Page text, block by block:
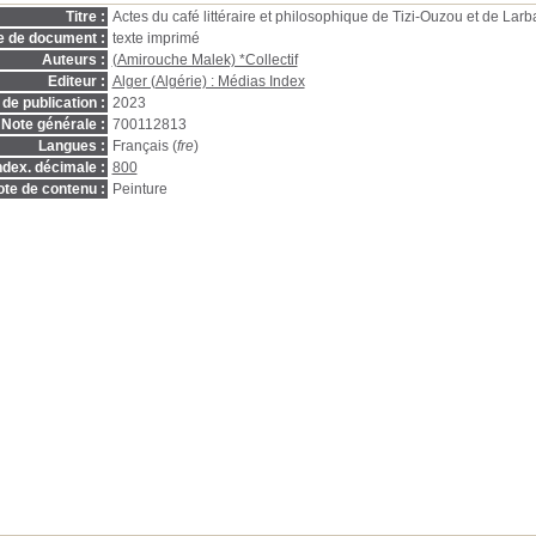
Titre : Actes du café littéraire et philosophique de Tizi-Ouzou et de
de document : texte imprimé
Auteurs : (Amirouche Malek) *Collectif
Editeur : Alger (Algérie) : Médias Index
publication : 2023
Note générale : 700112813
Langues :
Français (fre)
décimale : 800
de contenu :
Peinture